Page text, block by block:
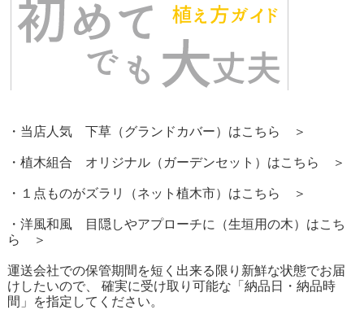
・当店人気 下草（グランドカバー）はこちら ＞
・植木組合 オリジナル（ガーデンセット）はこちら ＞
・１点ものがズラリ（ネット植木市）はこちら ＞
・洋風和風 目隠しやアプローチに（生垣用の木）はこち
ら ＞
運送会社での保管期間を短く出来る限り新鮮な状態でお届
けしたいので、 確実に受け取り可能な「納品日・納品時
間」を指定してください。